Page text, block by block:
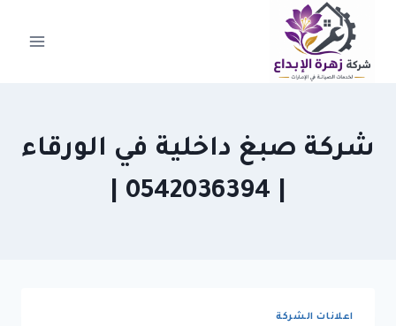
التجاوز
المحتوى
شركة صبغ داخلية في الورقاء
اعلانات الشركة